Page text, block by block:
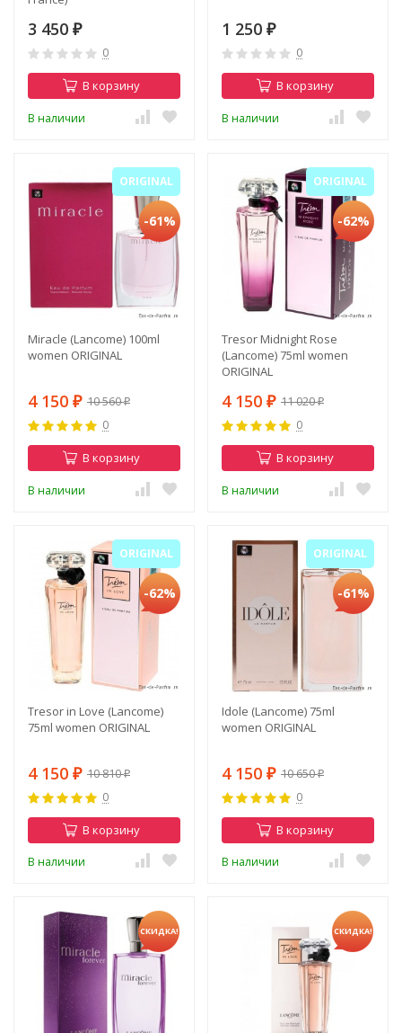
3 450 ₽
0
В корзину
В наличии
1 250 ₽
0
В корзину
В наличии
ORIGINAL
-61%
Miracle (Lancome) 100ml
women ORIGINAL
4 150 ₽ 10 560₽
0
В корзину
В наличии
ORIGINAL
-62%
Tresor Midnight Rose
(Lancome) 75ml women
ORIGINAL
4 150 ₽ 11 020₽
0
В корзину
В наличии
ORIGINAL
-62%
Tresor in Love (Lancome)
75ml women ORIGINAL
4 150 ₽ 10 810₽
0
В корзину
В наличии
ORIGINAL
-61%
Idole (Lancome) 75ml
women ORIGINAL
4 150 ₽ 10 650₽
0
В корзину
В наличии
СКИДКА! СКИДКА!